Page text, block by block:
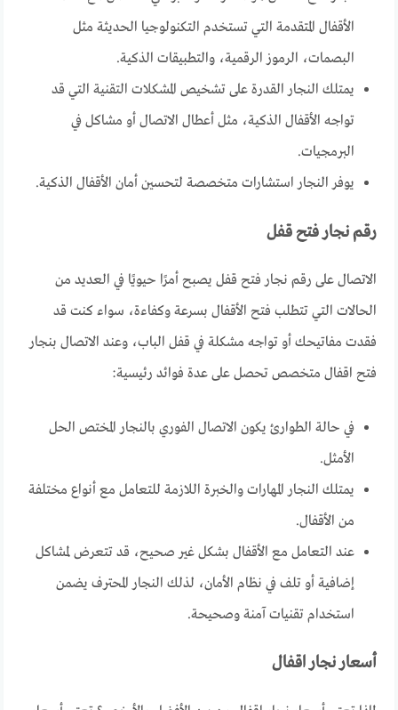
الأقفال المتقدمة التي تستخدم التكنولوجيا الحديثة مثل
البصمات، الرموز الرقمية، والتطبيقات الذكية.
يمتلك النجار القدرة على تشخيص المشكلات التقنية التي قد
تواجه الأقفال الذكية، مثل أعطال الاتصال أو مشاكل في
البرمجيات.
يوفر النجار استشارات متخصصة لتحسين أمان الأقفال الذكية.
رقم نجار فتح قفل
الاتصال على رقم نجار فتح قفل يصبح أمرًا حيويًا في العديد من
الحالات التي تتطلب فتح الأقفال بسرعة وكفاءة، سواء كنت قد
فقدت مفاتيحك أو تواجه مشكلة في قفل الباب، وعند الاتصال بنجار
فتح اقفال متخصص تحصل على عدة فوائد رئيسية:
في حالة الطوارئ يكون الاتصال الفوري بالنجار المختص الحل
الأمثل.
يمتلك النجار المهارات والخبرة اللازمة للتعامل مع أنواع مختلفة
من الأقفال.
عند التعامل مع الأقفال بشكل غير صحيح، قد تتعرض لمشاكل
إضافية أو تلف في نظام الأمان، لذلك النجار المحترف يضمن
استخدام تقنيات آمنة وصحيحة.
أسعار نجار اقفال